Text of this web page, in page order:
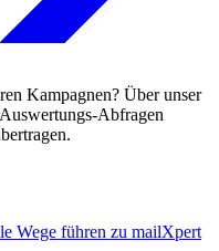
Kampagnen? Über unser
Abfragen
Wege führen zu mailXpert